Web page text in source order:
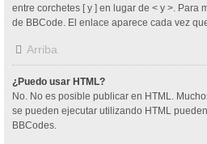
entre corchetes [ y ] en lugar de < y >. Para
de BBCode. El enlace aparece cada vez
Arriba
¿Puedo usar HTML?
No. No es posible publicar en HTML.
se pueden ejecutar utilizando HTML
BBCodes.